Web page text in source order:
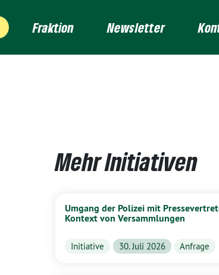
Fraktion Newsletter
Mehr Initiativen
Umgang der Polizei mit
Kontext von Versammlungen
Initiative 30. Juli 2026 Anfrage